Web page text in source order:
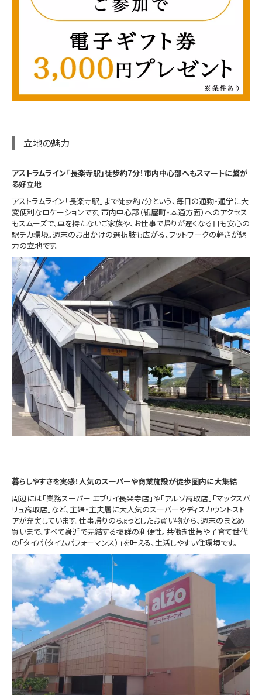
立地の魅力
アストラムライン「長楽寺駅」徒歩約7分！市内中心部へもスマートに繋が
る好立地
アストラムライン「長楽寺駅」まで徒歩約7分という、毎日の通勤・通学に大
変便利なロケーションです。市内中心部（紙屋町・本通方面）へのアクセス
もスムーズで、車を持たないご家族や、お仕事で帰りが遅くなる日も安心の
駅チカ環境。週末のお出かけの選択肢も広がる、フットワークの軽さが魅
力の立地です。
暮らしやすさを実感！人気のスーパーや商業施設が徒歩圏内に大集結
周辺には「業務スーパー エブリイ長楽寺店」や「アルゾ高取店」「マックスバ
リュ高取店」など、主婦・主夫層に大人気のスーパーやディスカウントスト
アが充実しています。仕事帰りのちょっとしたお買い物から、週末のまとめ
買いまで、すべて身近で完結する抜群の利便性。共働き世帯や子育て世代
の「タイパ（タイムパフォーマンス）」を叶える、生活しやすい住環境です。